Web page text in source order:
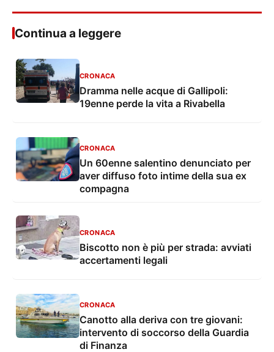
Continua a leggere
CRONACA
Dramma nelle acque di Gallipoli:
19enne perde la vita a Rivabella
CRONACA
Un 60enne salentino denunciato per
aver diffuso foto intime della sua ex
compagna
CRONACA
Biscotto non è più per strada: avviati
accertamenti legali
CRONACA
Canotto alla deriva con tre giovani:
intervento di soccorso della Guardia
di Finanza